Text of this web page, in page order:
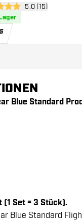
5.0 (15)
Blue Standard
Set = 3 Stück).
Blue Standard